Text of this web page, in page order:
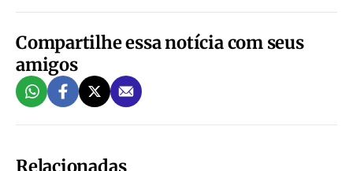
Compartilhe essa notícia com seus
amigos
Relacionadas